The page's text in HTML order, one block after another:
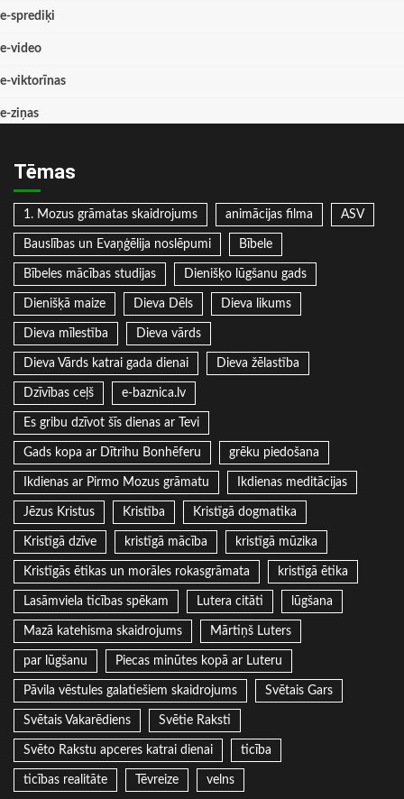
e-sprediķi
e-video
e-viktorīnas
e-ziņas
Tēmas
1. Mozus grāmatas skaidrojums animācijas filma ASV
Bauslības un Evaņģēlija noslēpumi Bībele
Bībeles mācības studijas Dienišķo lūgšanu gads
Dienišķā maize Dieva Dēls Dieva likums
Dieva mīlestība Dieva vārds
Dieva Vārds katrai gada dienai Dieva žēlastība
Dzīvības ceļš e-baznica.lv
Es gribu dzīvot šīs dienas ar Tevi
Gads kopa ar Dītrihu Bonhēferu grēku piedošana
Ikdienas ar Pirmo Mozus grāmatu Ikdienas meditācijas
Jēzus Kristus Kristība Kristīgā dogmatika
Kristīgā dzīve kristīgā mācība kristīgā mūzika
Kristīgās ētikas un morāles rokasgrāmata kristīgā ētika
Lasāmviela ticības spēkam Lutera citāti lūgšana
Mazā katehisma skaidrojums Mārtiņš Luters
par lūgšanu Piecas minūtes kopā ar Luteru
Pāvila vēstules galatiešiem skaidrojums Svētais Gars
Svētais Vakarēdiens Svētie Raksti
Svēto Rakstu apceres katrai dienai ticība
ticības realitāte Tēvreize velns